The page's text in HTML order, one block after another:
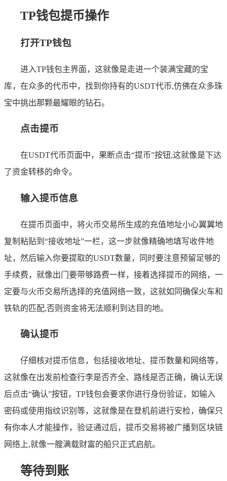
TP钱包提币操作
打开TP钱包
进入TP钱包主界面，这就像是走进一个装满宝藏的宝
库，在众多的代币中，找到你持有的USDT代币,仿佛在众多珠
宝中挑出那颗最耀眼的钻石。
点击提币
在USDT代币页面中，果断点击“提币”按钮,这就像是下达
了资金转移的命令。
输入提币信息
在提币页面中，将火币交易所生成的充值地址小心翼翼地
复制粘贴到“接收地址”一栏，这一步就像精确地填写收件地
址，然后输入你要提取的USDT数量，同时要注意预留足够的
手续费，就像出门要带够路费一样，接着选择提币的网络，一
定要与火币交易所选择的充值网络一致，这就如同确保火车和
铁轨的匹配,否则资金将无法顺利到达目的地。
确认提币
仔细核对提币信息，包括接收地址、提币数量和网络等，
这就像在出发前检查行李是否齐全、路线是否正确，确认无误
后点击“确认”按钮，TP钱包会要求你进行身份验证，如输入
密码或使用指纹识别等，这就像是在登机前进行安检，确保只
有你本人才能操作，验证通过后，提币交易将被广播到区块链
网络上,就像一艘满载财富的船只正式启航。
等待到账